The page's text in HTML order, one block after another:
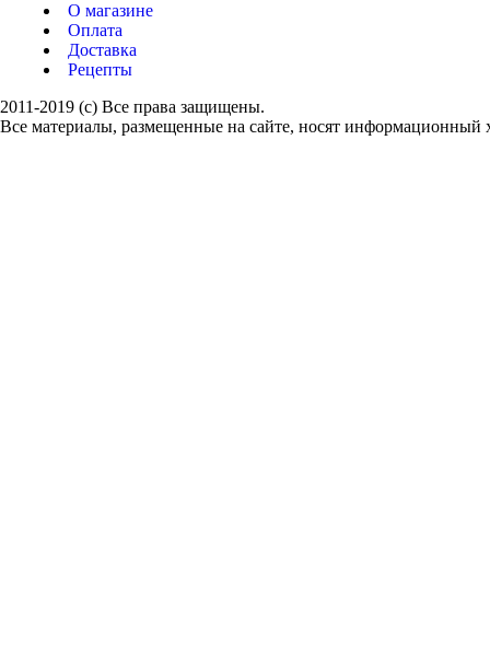
О магазине
Оплата
Доставка
Рецепты
2011-2019 (c) Все права защищены.
Все материалы, размещенные на сайте, носят информационный